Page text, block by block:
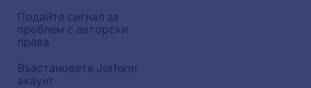
Подайте сигнал за
проблем с авторски
права
Възстановете Jotform
акаунт